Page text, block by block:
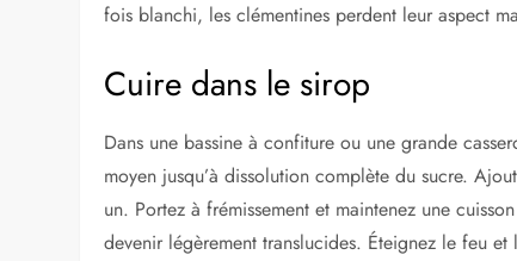
fois blanchi, les clémentines perdent leur aspect
Cuire dans le sirop
Dans une bassine à confiture ou une grande
moyen jusqu’à dissolution complète du sucre.
un. Portez à frémissement et maintenez une
devenir légèrement translucides. Éteignez le feu